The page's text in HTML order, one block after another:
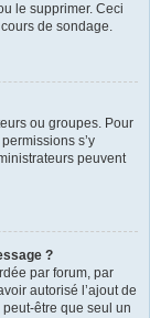
le supprimer. Ceci
de sondage.
ou groupes. Pour
s’y
peuvent
?
par forum, par
autorisé l’ajout de
être que seul un